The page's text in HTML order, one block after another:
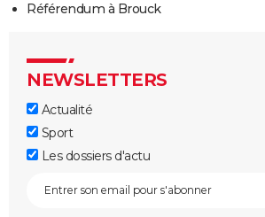
Référendum à Brouck
NEWSLETTERS
Actualité
Sport
Les dossiers d'actu